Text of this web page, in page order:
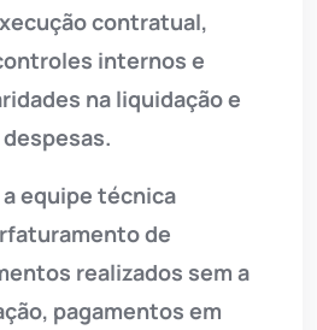
contratual,
internos e
na liquidação e
equipe técnica
de
realizados sem a
pagamentos em